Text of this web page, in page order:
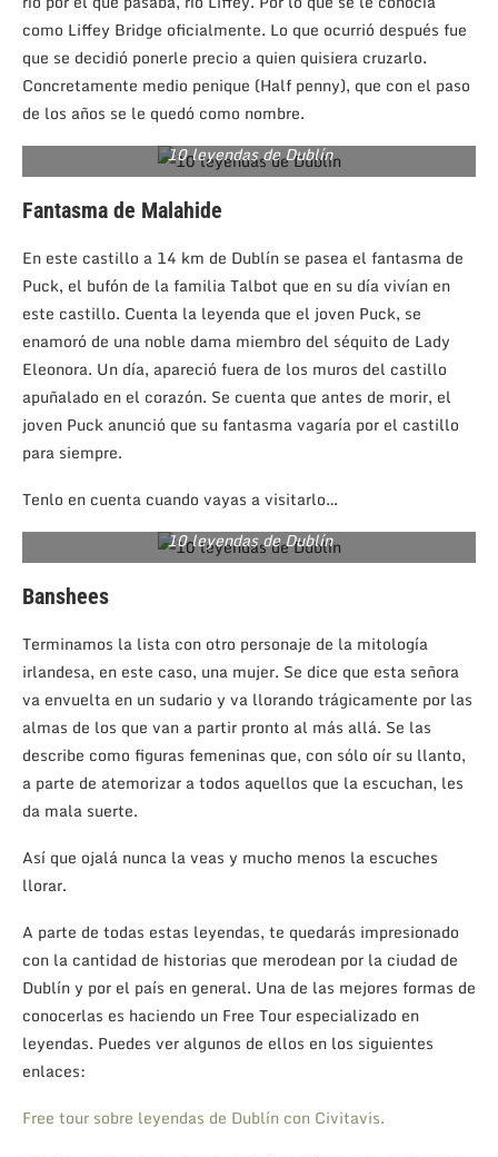
como Liffey Bridge oficialmente. Lo que ocurrió después fue
que se decidió ponerle precio a quien quisiera cruzarlo.
Concretamente medio penique (Half penny), que con el paso
de los años se le quedó como nombre.
10 leyendas de Dublín
Fantasma de Malahide
En este castillo a 14 km de Dublín se pasea el fantasma de
Puck, el bufón de la familia Talbot que en su día vivían en
este castillo. Cuenta la leyenda que el joven Puck, se
enamoró de una noble dama miembro del séquito de Lady
Eleonora. Un día, apareció fuera de los muros del castillo
apuñalado en el corazón. Se cuenta que antes de morir, el
joven Puck anunció que su fantasma vagaría por el castillo
para siempre.
Tenlo en cuenta cuando vayas a visitarlo…
10 leyendas de Dublín
Banshees
Terminamos la lista con otro personaje de la mitología
irlandesa, en este caso, una mujer. Se dice que esta señora
va envuelta en un sudario y va llorando trágicamente por las
almas de los que van a partir pronto al más allá. Se las
describe como figuras femeninas que, con sólo oír su llanto,
a parte de atemorizar a todos aquellos que la escuchan, les
da mala suerte.
Así que ojalá nunca la veas y mucho menos la escuches
llorar.
A parte de todas estas leyendas, te quedarás impresionado
con la cantidad de historias que merodean por la ciudad de
Dublín y por el país en general. Una de las mejores formas de
conocerlas es haciendo un Free Tour especializado en
leyendas. Puedes ver algunos de ellos en los siguientes
enlaces:
Free tour sobre leyendas de Dublín con Civitavis.